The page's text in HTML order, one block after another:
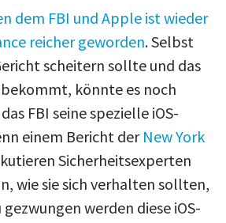
dem FBI und Apple ist wieder
reicher geworden. Selbst
scheitern sollte und das
könnte es noch
FBI seine spezielle iOS-
einem Bericht der New York
Sicherheitsexperten
wie sie sich verhalten sollten,
werden diese iOS-